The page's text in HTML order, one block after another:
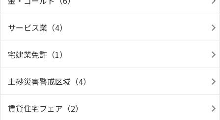
サービス業（4）
宅建業免許（1）
土砂災害警戒区域（4）
賃貸住宅フェア（2）